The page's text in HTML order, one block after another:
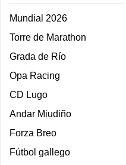
Mundial 2026
Torre de Marathon
Grada de Río
Opa Racing
CD Lugo
Andar Miudiño
Forza Breo
Fútbol gallego